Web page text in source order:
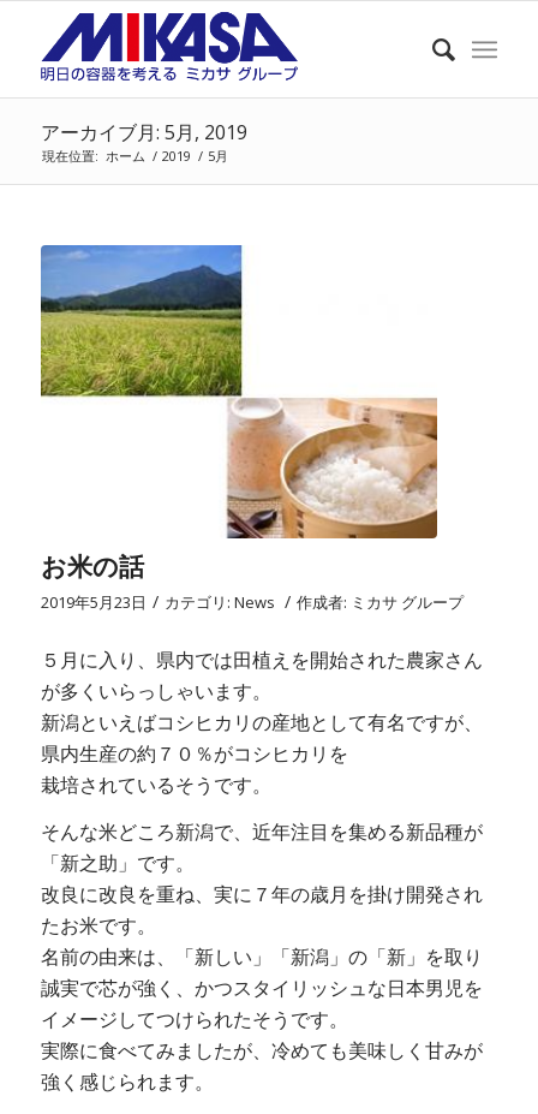
アーカイブ月: 5月, 2019
現在位置: ホーム / 2019 / 5月
お米の話
2019年5月23日 / カテゴリ: News / 作成者: ミカサ グループ
５月に入り、県内では田植えを開始された農家さん
が多くいらっしゃいます。
新潟といえばコシヒカリの産地として有名ですが、
県内生産の約７０％がコシヒカリを
栽培されているそうです。
そんな米どころ新潟で、近年注目を集める新品種が
「新之助」です。
改良に改良を重ね、実に７年の歳月を掛け開発され
たお米です。
名前の由来は、「新しい」「新潟」の「新」を取り
誠実で芯が強く、かつスタイリッシュな日本男児を
イメージしてつけられたそうです。
実際に食べてみましたが、冷めても美味しく甘みが
強く感じられます。